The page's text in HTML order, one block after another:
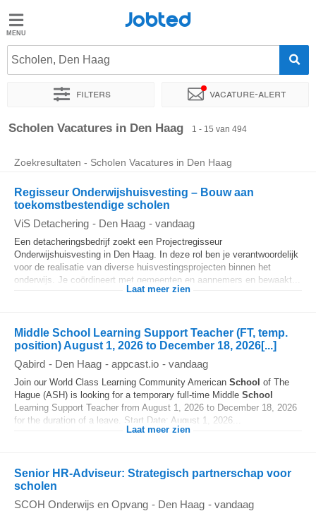
Jobted
Vacatures
Salarissen
Jobted
Scholen, Den Haag
Filters Vacature-alert
Sorteer op Exacte locatie Bedrijf Uitzendbureau
Scholen Vacatures in Den Haag 1 - 15 van 494
Zoekresultaten - Scholen Vacatures in Den Haag
Regisseur Onderwijshuisvesting – Bouw aan
toekomstbestendige scholen
ViS Detachering - Den Haag - vandaag
Een detacheringsbedrijf zoekt een Projectregisseur
Onderwijshuisvesting in Den Haag. In deze rol ben je verantwoordelijk
voor de realisatie van diverse huisvestingsprojecten binnen het
onderwijs. Je coördineert met gemeenten en aannemers en bewaakt...
Laat meer zien
Middle School Learning Support Teacher (FT, temp.
position) August 1, 2026 to December 18, 2026[...]
Qabird - Den Haag - appcast.io - vandaag
Join our World Class Learning Community American School of The
Hague (ASH) is looking for a temporary full‑time Middle School
Learning Support Teacher from August 1, 2026 to December 18, 2026
for the duration of a leave. Start Date: August 1, 2026...
Laat meer zien
Senior HR-Adviseur: Strategisch partnerschap voor
scholen
SCOH Onderwijs en Opvang - Den Haag - vandaag